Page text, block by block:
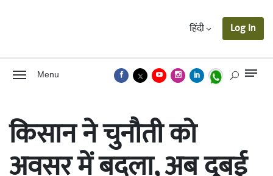
हिंदी Log In
Menu
किसान ने चुनौती को
अवसर में बदला, अब दुबई